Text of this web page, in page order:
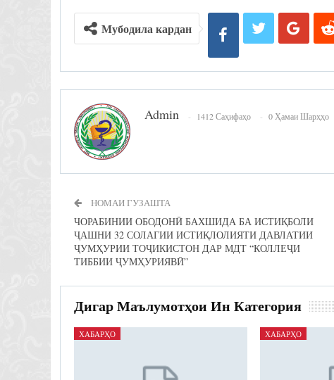
Мубодила кардан
Admin 1412 Саҳифаҳо 0 Ҳамаи Шарҳҳо
НОМАИ ГУЗАШТА
ЧОРАБИНИИ ОБОДОНӢ БАХШИДА БА ИСТИҚБОЛИ
ҶАШНИ 32 СОЛАГИИ ИСТИҚЛОЛИЯТИ ДАВЛАТИИ
ҶУМҲУРИИ ТОҶИКИСТОН ДАР МДТ “КОЛЛЕҶИ
ТИББИИ ҶУМҲУРИЯВӢ”
Дигар Маълумотҳои Ин Категория
ХАБАРҲО ХАБАРҲО